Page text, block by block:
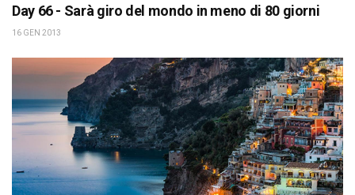
Day 66 - Sarà giro del mondo in meno di 80 giorni
16 GEN 2013